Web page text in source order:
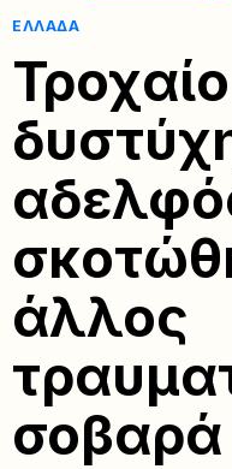
ΕΛΛΆΔΑ
Τροχαίο
άλλος
σοβαρά